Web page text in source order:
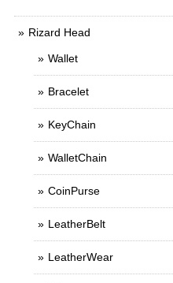
Rizard Head
Wallet
Bracelet
KeyChain
WalletChain
CoinPurse
LeatherBelt
LeatherWear